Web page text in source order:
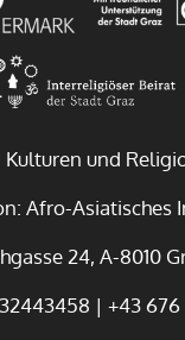
und
Afro-Asiatisches
24, A-8010
| +43